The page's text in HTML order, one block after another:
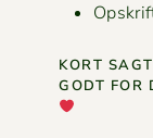
KORT
GODT FOR